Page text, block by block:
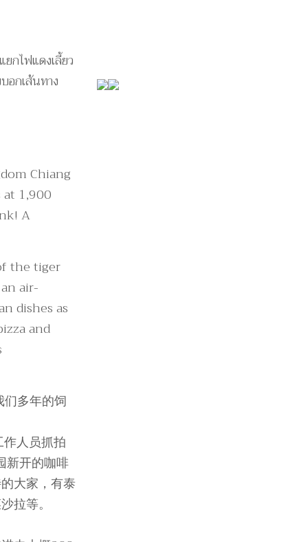
กไฟแดงเลี้ยว
อกเส้นทาง
Chiang
1,900
A
the tiger
air-
dishes as
and
多年的饲
人员抓拍
新开的咖啡
大家，有泰
拉等。